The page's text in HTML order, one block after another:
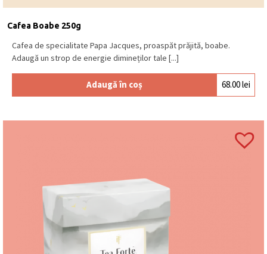
Cafea Boabe 250g
Cafea de specialitate Papa Jacques, proaspăt prăjită, boabe.
Adaugă un strop de energie dimineților tale [...]
Adaugă în coș 68.00lei